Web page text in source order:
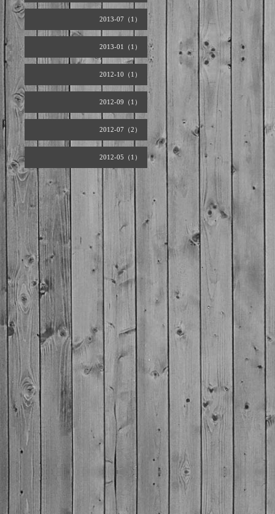
2013-07（1）
2013-01（1）
2012-10（1）
2012-09（1）
2012-07（2）
2012-05（1）